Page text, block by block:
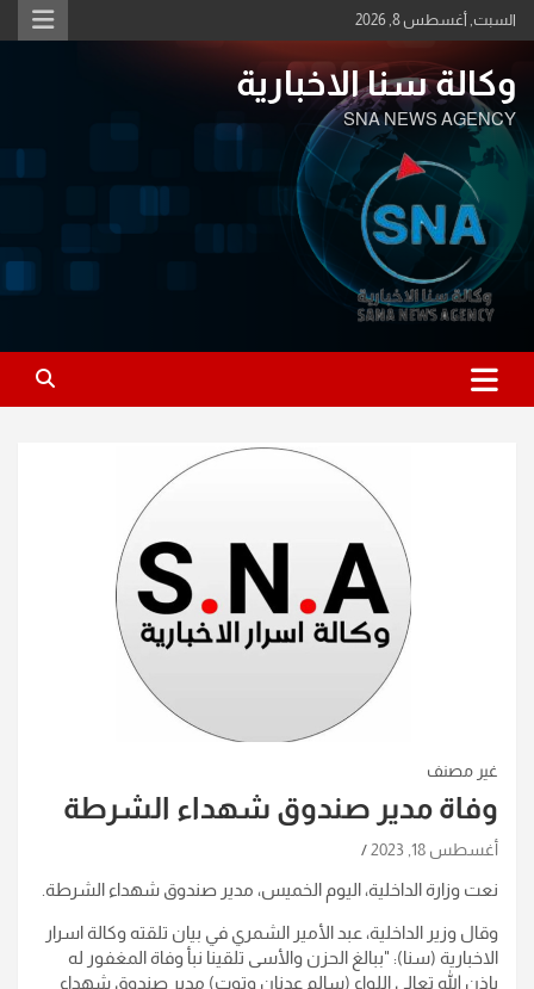
Skip
to
السبت, أغسطس 8, 2026
وكالة سنا الاخبارية
SNA NEWS AGENCY
غير مصنف
وفاة مدير صندوق شهداء الشرطة
أغسطس 18, 2023
نعت وزارة الداخلية، اليوم الخميس، مدير صندوق شهداء الشرطة.
وقال وزير الداخلية، عبد الأمير الشمري في بيان تلقته وكالة اسرار
الاخبارية (سنا): "ببالغ الحزن والأسى تلقينا نبأ وفاة المغفور له
بإذن الله تعالى اللواء (سالم عدنان وتوت) مدير صندوق شهداء